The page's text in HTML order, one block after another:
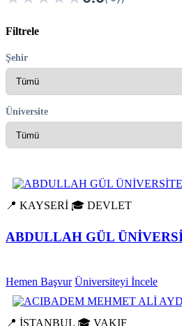
Filtrele
Şehir
Üniversite
📍 KAYSERİ 🎓 DEVLET
ABDULLAH GÜL
Hemen Başvur Üniversiteyi İncele
📍 İSTANBUL 🎓 VAKIF